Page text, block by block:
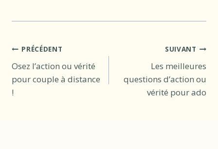
Navigation
de
l’article
PRÉCÉDENT
Osez l’action ou vérité
pour couple à distance
!
SUIVANT
Les meilleures
questions d’action ou
vérité pour ado